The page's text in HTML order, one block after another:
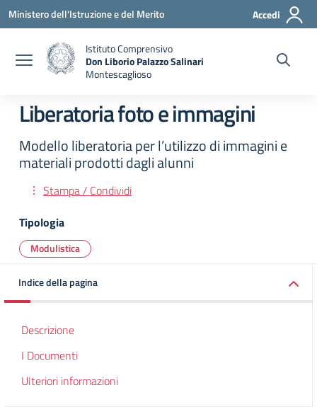
Vai ai contenuti
Vai al menu di navigazione
Vai al footer
Ministero dell'Istruzione e del Merito Accedi
Istituto Comprensivo
Don Liborio Palazzo Salinari
Montescaglioso
Liberatoria foto e immagini
Modello liberatoria per l’utilizzo di immagini e
materiali prodotti dagli alunni
Stampa / Condividi
Tipologia
Modulistica
Indice della pagina
Descrizione
I Documenti
Ulteriori informazioni